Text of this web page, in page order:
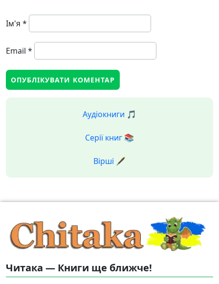
Ім'я *
Email *
Аудіокниги 🎵
Серії книг 📚
Вірші 🖋️
Читака — Книги ще ближче!